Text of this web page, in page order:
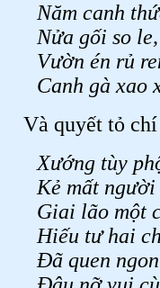
Năm canh
Nửa gối so
Vườn én rủ
Canh gà xao
Và quyết tỏ
Xướng tùy
Kẻ mất
Giai lão một
Hiếu tư hai
Đã quen